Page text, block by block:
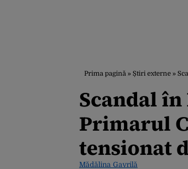
Prima pagină » Știri externe »
Scandal
Primarul
tensionat
Mădălina Gavrilă